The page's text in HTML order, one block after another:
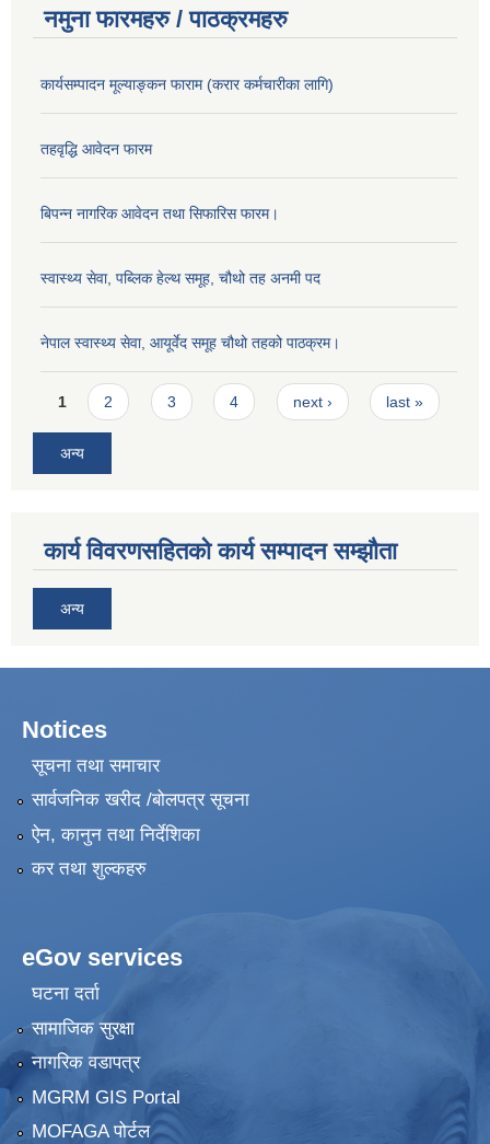
नमुना फारमहरु / पाठक्रमहरु
कार्यसम्पादन मूल्याङ्कन फाराम (करार कर्मचारीका लागि)
तहवृद्धि आवेदन फारम
बिपन्‍न नागरिक आवेदन तथा सिफारिस फारम।
स्वास्थ्य सेवा, पब्लिक हेल्‍थ समूह, चौथो तह अनमी पद
नेपाल स्वास्थ्य सेवा, आयूर्वेद समूह चौथो तहको पाठक्रम।
Pages
1 2 3 4 next › last »
अन्य
कार्य विवरणसहितको कार्य सम्पादन सम्झौता
अन्य
Notices
सूचना तथा समाचार
सार्वजनिक खरीद /बोलपत्र सूचना
ऐन, कानुन तथा निर्देशिका
कर तथा शुल्कहरु
eGov services
घटना दर्ता
सामाजिक सुरक्षा
नागरिक वडापत्र
MGRM GIS Portal
MOFAGA पोर्टल